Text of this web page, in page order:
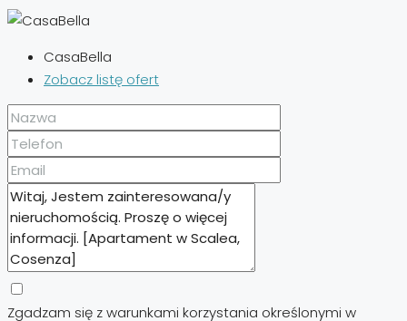
CasaBella
Zobacz listę ofert
Zgadzam się z warunkami korzystania określonymi w